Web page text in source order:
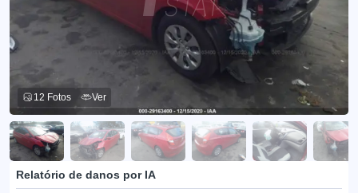
12 Fotos Ver
Relatório de danos por IA